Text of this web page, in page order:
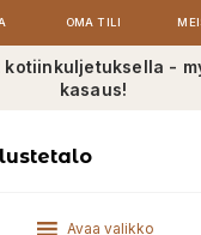
OMA TILI
kotiinkuljetuksella -
kasaus!
Avaa valikko